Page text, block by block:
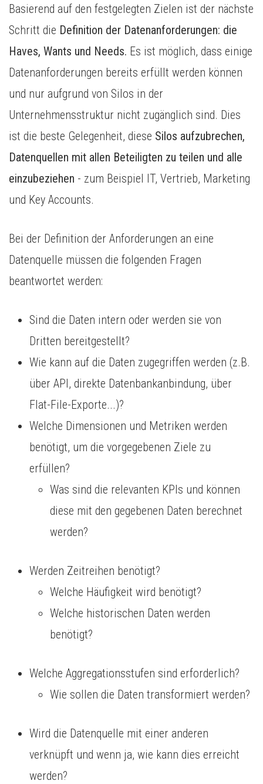
Basierend auf den festgelegten Zielen ist der nächste
Schritt die Definition der Datenanforderungen: die
Haves, Wants und Needs. Es ist möglich, dass einige
Datenanforderungen bereits erfüllt werden können
und nur aufgrund von Silos in der
Unternehmensstruktur nicht zugänglich sind. Dies
ist die beste Gelegenheit, diese Silos aufzubrechen,
Datenquellen mit allen Beteiligten zu teilen und alle
einzubeziehen - zum Beispiel IT, Vertrieb, Marketing
und Key Accounts.
Bei der Definition der Anforderungen an eine
Datenquelle müssen die folgenden Fragen
beantwortet werden:
Sind die Daten intern oder werden sie von
Dritten bereitgestellt?
Wie kann auf die Daten zugegriffen werden (z.B.
über API, direkte Datenbankanbindung, über
Flat-File-Exporte...)?
Welche Dimensionen und Metriken werden
benötigt, um die vorgegebenen Ziele zu
erfüllen?
Was sind die relevanten KPIs und können
diese mit den gegebenen Daten berechnet
werden?
Werden Zeitreihen benötigt?
Welche Häufigkeit wird benötigt?
Welche historischen Daten werden
benötigt?
Welche Aggregationsstufen sind erforderlich?
Wie sollen die Daten transformiert werden?
Wird die Datenquelle mit einer anderen
verknüpft und wenn ja, wie kann dies erreicht
werden?